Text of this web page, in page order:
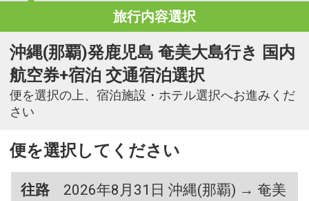
旅行内容選択
沖縄(那覇)発鹿児島 奄美大島行き 国内
航空券+宿泊 交通宿泊選択
便を選択の上、宿泊施設・ホテル選択へお進みくだ
さい
便を選択してください
往路
2026年8月31日 沖縄(那覇) → 奄美